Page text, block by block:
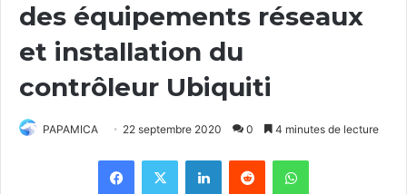
des équipements réseaux
et installation du
contrôleur Ubiquiti
PAPAMICA 22 septembre 2020 0 4 minutes de lecture
Facebook
X LinkedinReddit WhatsApp